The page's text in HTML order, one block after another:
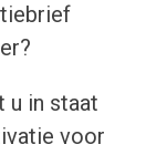
u in staat
voor